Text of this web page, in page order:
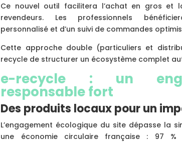
Ce nouvel outil facilitera l’achat en gros et
revendeurs. Les professionnels
personnalisé et d’un suivi de commandes
Cette approche double (particuliers et
recycle de structurer un écosystème complet
e-recycle : un
responsable fort
Des produits locaux pour un
L’engagement écologique du site dépasse la
une économie circulaire française : 97 %